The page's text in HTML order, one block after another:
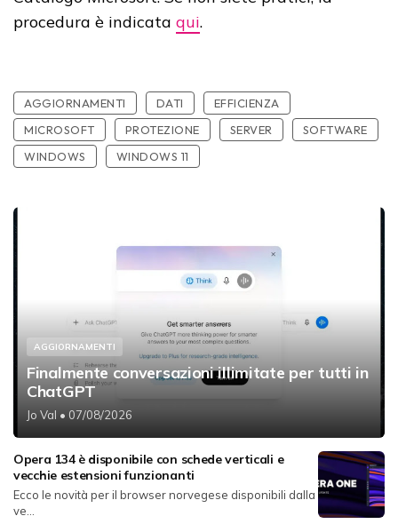
procedura è indicata qui.
AGGIORNAMENTI DATI
EFFICIENZA
MICROSOFT
PROTEZIONE SERVER
SOFTWARE
WINDOWS
WINDOWS 11
AGGIORNAMENTI
Finalmente conversazioni illimitate per tutti in
ChatGPT
Jo Val • 07/08/2026
Opera 134 è disponibile con schede verticali e
vecchie estensioni funzionanti
Ecco le novità per il browser norvegese disponibili dalla
ve...